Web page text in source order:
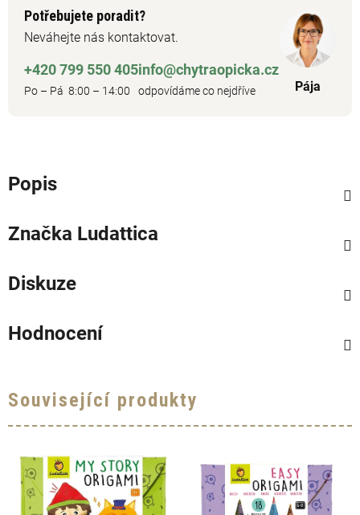
Potřebujete poradit?
Neváhejte nás kontaktovat.
+420 799 550 405
Po – Pá 8:00 – 14:00
info@chytraopicka.cz
odpovídáme co nejdříve Pája
Popis
Značka Ludattica
Diskuze
Hodnocení
Související produkty